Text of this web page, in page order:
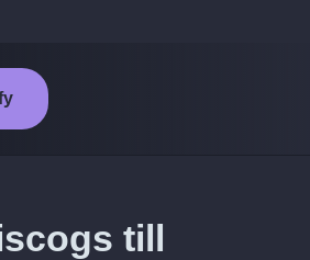
till